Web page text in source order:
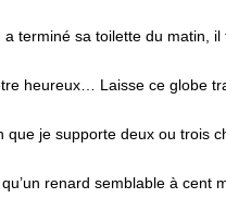
a terminé sa toilette du matin,
heureux… Laisse ce globe
que je supporte deux ou trois
qu’un renard semblable à